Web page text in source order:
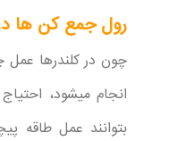
رول جمع کن ها
چون در کلندرها
انجام میشود،
بتوانند عمل طاقه